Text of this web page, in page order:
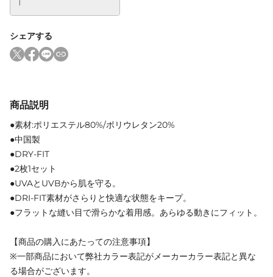
シェアする
商品説明
●素材:ポリエステル80%/ポリウレタン20%
●中国製
●DRY-FIT
●2枚1セット
●UVAとUVBから肌を守る。
●DRI-FIT素材がさらりと快適な状態をキープ。
●フラットな縫い目で滑らかな着用感。あらゆる動きにフィット。
【商品の購入にあたっての注意事項】
※一部商品において弊社カラー表記がメーカーカラー表記と異な
る場合がございます。